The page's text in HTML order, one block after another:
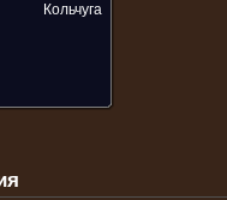
Кольчуга